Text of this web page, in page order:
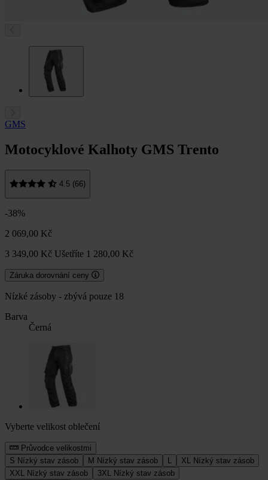
GMS
Motocyklové Kalhoty GMS Trento
4.5 (66)
-38%
2 069,00 Kč
3 349,00 Kč Ušetříte 1 280,00 Kč
Záruka dorovnání ceny
Nízké zásoby - zbývá pouze 18
Barva
Černá
Vyberte velikost oblečení
Průvodce velikostmi
S Nízký stav zásob M Nízký stav zásob XL
Nízký stav zásob
XXL
Nízký stav zásob 3XL
Nízký stav zásob